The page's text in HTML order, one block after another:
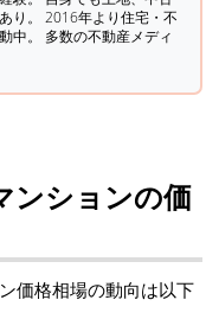
り。 2016年より住宅・不
中。 多数の不動産メディ
ンションの価
価格相場の動向は以下